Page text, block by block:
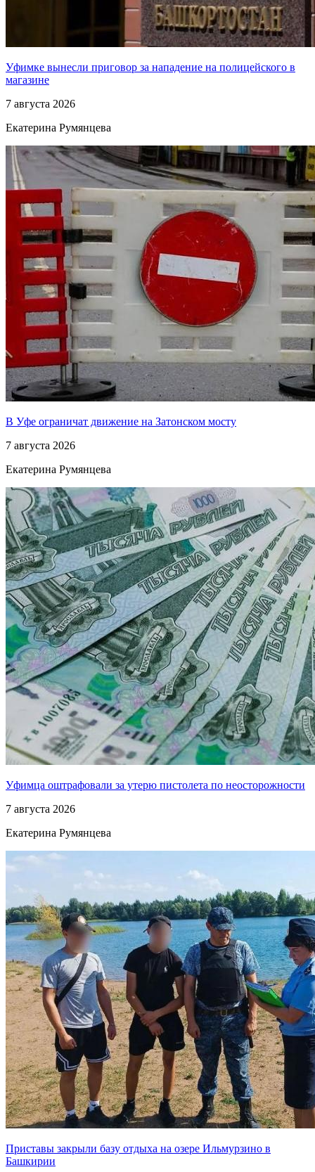
Уфимке вынесли приговор за нападение на полицейского в
магазине
7 августа 2026
Екатерина Румянцева
В Уфе ограничат движение на Затонском мосту
7 августа 2026
Екатерина Румянцева
Уфимца оштрафовали за утерю пистолета по неосторожности
7 августа 2026
Екатерина Румянцева
Приставы закрыли базу отдыха на озере Ильмурзино в
Башкирии